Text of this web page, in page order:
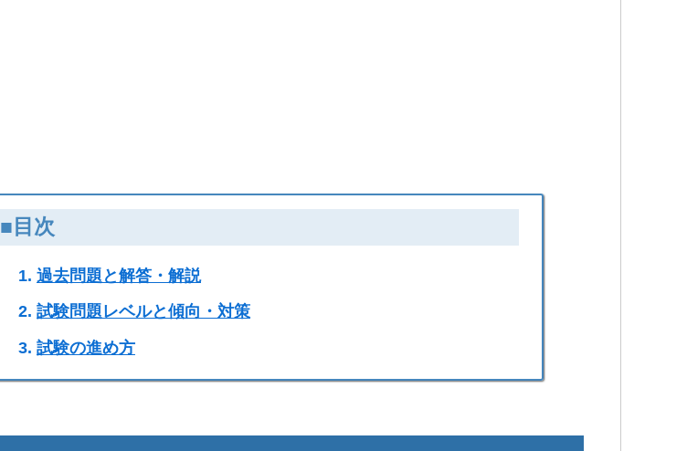
■目次
過去問題と解答・解説
試験問題レベルと傾向・対策
試験の進め方